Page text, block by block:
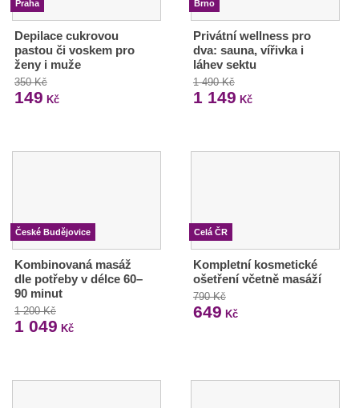
Praha
Depilace cukrovou
pastou či voskem pro
ženy i muže
350 Kč
149 Kč
Brno
Privátní wellness pro
dva: sauna, vířivka i
láhev sektu
1 490 Kč
1 149 Kč
České Budějovice
Kombinovaná masáž
dle potřeby v délce 60–
90 minut
1 200 Kč
1 049 Kč
Celá ČR
Kompletní kosmetické
ošetření včetně masáží
790 Kč
649 Kč